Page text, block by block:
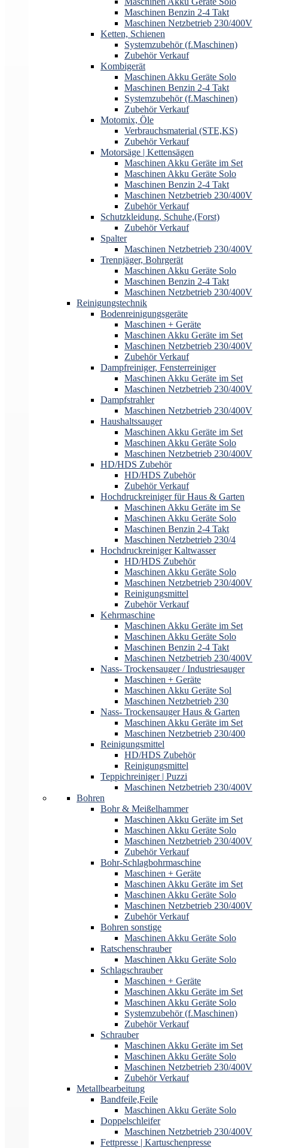
Maschinen Benzin 2-4 Takt
Maschinen Netzbetrieb 230/400V
Ketten, Schienen
Systemzubehör (f.Maschinen)
Zubehör Verkauf
Kombigerät
Maschinen Akku Geräte Solo
Maschinen Benzin 2-4 Takt
Systemzubehör (f.Maschinen)
Zubehör Verkauf
Motomix, Öle
Verbrauchsmaterial (STE,KS)
Zubehör Verkauf
Motorsäge | Kettensägen
Maschinen Akku Geräte im Set
Maschinen Akku Geräte Solo
Maschinen Benzin 2-4 Takt
Maschinen Netzbetrieb 230/400V
Zubehör Verkauf
Schutzkleidung, Schuhe,(Forst)
Zubehör Verkauf
Spalter
Maschinen Netzbetrieb 230/400V
Trennjäger, Bohrgerät
Maschinen Akku Geräte Solo
Maschinen Benzin 2-4 Takt
Maschinen Netzbetrieb 230/400V
Reinigungstechnik
Bodenreinigungsgeräte
Maschinen + Geräte
Maschinen Akku Geräte im Set
Maschinen Netzbetrieb 230/400V
Zubehör Verkauf
Dampfreiniger, Fensterreiniger
Maschinen Akku Geräte im Set
Maschinen Netzbetrieb 230/400V
Dampfstrahler
Maschinen Netzbetrieb 230/400V
Haushaltssauger
Maschinen Akku Geräte im Set
Maschinen Akku Geräte Solo
Maschinen Netzbetrieb 230/400V
HD/HDS Zubehör
HD/HDS Zubehör
Zubehör Verkauf
Hochdruckreiniger für Haus & Garten
Maschinen Akku Geräte im Se
Maschinen Akku Geräte Solo
Maschinen Benzin 2-4 Takt
Maschinen Netzbetrieb 230/4
Hochdruckreiniger Kaltwasser
HD/HDS Zubehör
Maschinen Akku Geräte Solo
Maschinen Netzbetrieb 230/400V
Reinigungsmittel
Zubehör Verkauf
Kehrmaschine
Maschinen Akku Geräte im Set
Maschinen Akku Geräte Solo
Maschinen Benzin 2-4 Takt
Maschinen Netzbetrieb 230/400V
Nass- Trockensauger / Industriesauger
Maschinen + Geräte
Maschinen Akku Geräte Sol
Maschinen Netzbetrieb 230
Nass- Trockensauger Haus & Garten
Maschinen Akku Geräte im Set
Maschinen Netzbetrieb 230/400
Reinigungsmittel
HD/HDS Zubehör
Reinigungsmittel
Teppichreiniger | Puzzi
Maschinen Netzbetrieb 230/400V
Bohren
Bohr & Meißelhammer
Maschinen Akku Geräte im Set
Maschinen Akku Geräte Solo
Maschinen Netzbetrieb 230/400V
Zubehör Verkauf
Bohr-Schlagbohrmaschine
Maschinen + Geräte
Maschinen Akku Geräte im Set
Maschinen Akku Geräte Solo
Maschinen Netzbetrieb 230/400V
Zubehör Verkauf
Bohren sonstige
Maschinen Akku Geräte Solo
Ratschenschrauber
Maschinen Akku Geräte Solo
Schlagschrauber
Maschinen + Geräte
Maschinen Akku Geräte im Set
Maschinen Akku Geräte Solo
Systemzubehör (f.Maschinen)
Zubehör Verkauf
Schrauber
Maschinen Akku Geräte im Set
Maschinen Akku Geräte Solo
Maschinen Netzbetrieb 230/400V
Zubehör Verkauf
Metallbearbeitung
Bandfeile,Feile
Maschinen Akku Geräte Solo
Doppelschleifer
Maschinen Netzbetrieb 230/400V
Fettpresse | Kartuschenpresse